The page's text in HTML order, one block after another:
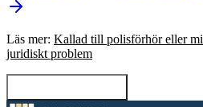
Läs mer: Kallad till polisförhör eller
juridiskt problem